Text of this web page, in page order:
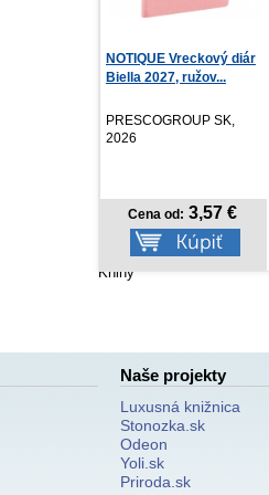
Zažehnutí
Red, 2026
NOVINKA
Cena od:15,82 €
Knihy
Naše projekty
Luxusná knižnica
Stonozka.sk
Odeon
Yoli.sk
Priroda.sk